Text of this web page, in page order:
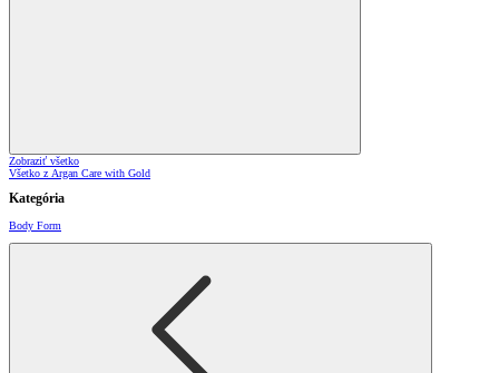
Zobraziť všetko
Všetko z Argan Care with Gold
Kategória
Body Form